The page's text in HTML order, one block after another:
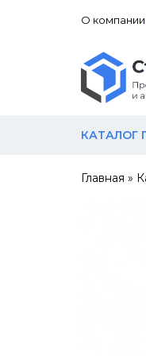
О компании
КАТАЛОГ
Главная »